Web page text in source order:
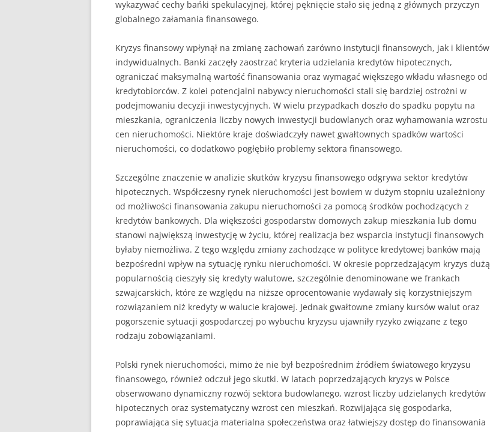
wykazywać cechy bańki spekulacyjnej, której pęknięcie stało się jedną z głównych przyczyn
globalnego załamania finansowego.
Kryzys finansowy wpłynął na zmianę zachowań zarówno instytucji finansowych, jak i klientów
indywidualnych. Banki zaczęły zaostrzać kryteria udzielania kredytów hipotecznych,
ograniczać maksymalną wartość finansowania oraz wymagać większego wkładu własnego od
kredytobiorców. Z kolei potencjalni nabywcy nieruchomości stali się bardziej ostrożni w
podejmowaniu decyzji inwestycyjnych. W wielu przypadkach doszło do spadku popytu na
mieszkania, ograniczenia liczby nowych inwestycji budowlanych oraz wyhamowania wzrostu
cen nieruchomości. Niektóre kraje doświadczyły nawet gwałtownych spadków wartości
nieruchomości, co dodatkowo pogłębiło problemy sektora finansowego.
Szczególne znaczenie w analizie skutków kryzysu finansowego odgrywa sektor kredytów
hipotecznych. Współczesny rynek nieruchomości jest bowiem w dużym stopniu uzależniony
od możliwości finansowania zakupu nieruchomości za pomocą środków pochodzących z
kredytów bankowych. Dla większości gospodarstw domowych zakup mieszkania lub domu
stanowi największą inwestycję w życiu, której realizacja bez wsparcia instytucji finansowych
byłaby niemożliwa. Z tego względu zmiany zachodzące w polityce kredytowej banków mają
bezpośredni wpływ na sytuację rynku nieruchomości. W okresie poprzedzającym kryzys dużą
popularnością cieszyły się kredyty walutowe, szczególnie denominowane we frankach
szwajcarskich, które ze względu na niższe oprocentowanie wydawały się korzystniejszym
rozwiązaniem niż kredyty w walucie krajowej. Jednak gwałtowne zmiany kursów walut oraz
pogorszenie sytuacji gospodarczej po wybuchu kryzysu ujawniły ryzyko związane z tego
rodzaju zobowiązaniami.
Polski rynek nieruchomości, mimo że nie był bezpośrednim źródłem światowego kryzysu
finansowego, również odczuł jego skutki. W latach poprzedzających kryzys w Polsce
obserwowano dynamiczny rozwój sektora budowlanego, wzrost liczby udzielanych kredytów
hipotecznych oraz systematyczny wzrost cen mieszkań. Rozwijająca się gospodarka,
poprawiająca się sytuacja materialna społeczeństwa oraz łatwiejszy dostęp do finansowania